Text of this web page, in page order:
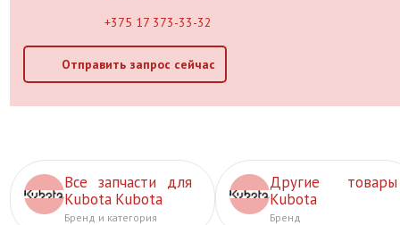
+375 17 373-33-32
Отправить запрос сейчас
Все запчасти для
Kubota Kubota
Бренд и категория
Другие товары
Kubota
Бренд